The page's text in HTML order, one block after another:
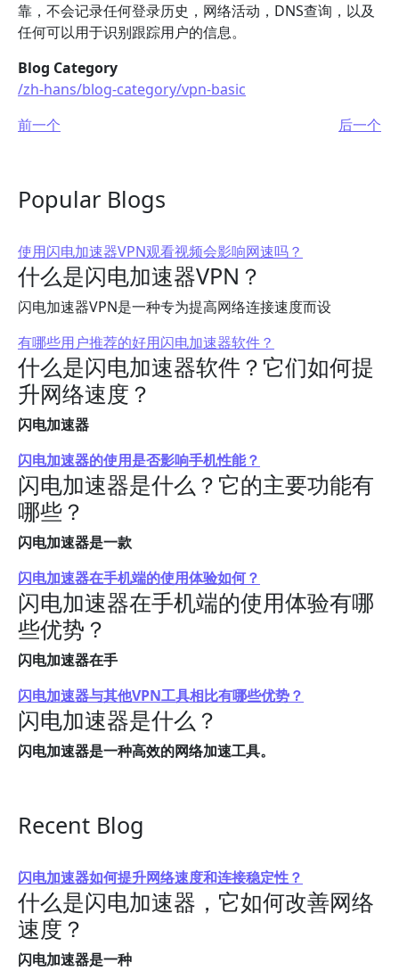
靠，不会记录任何登录历史，网络活动，DNS查询，以及
任何可以用于识别跟踪用户的信息。
Blog Category
/zh-hans/blog-category/vpn-basic
前一个
后一个
Popular Blogs
使用闪电加速器VPN观看视频会影响网速吗？
什么是闪电加速器VPN？
闪电加速器VPN是一种专为提高网络连接速度而设
有哪些用户推荐的好用闪电加速器软件？
什么是闪电加速器软件？它们如何提
升网络速度？
闪电加速器
闪电加速器的使用是否影响手机性能？
闪电加速器是什么？它的主要功能有
哪些？
闪电加速器是一款
闪电加速器在手机端的使用体验如何？
闪电加速器在手机端的使用体验有哪
些优势？
闪电加速器在手
闪电加速器与其他VPN工具相比有哪些优势？
闪电加速器是什么？
闪电加速器是一种高效的网络加速工具。
Recent Blog
闪电加速器如何提升网络速度和连接稳定性？
什么是闪电加速器，它如何改善网络
速度？
闪电加速器是一种